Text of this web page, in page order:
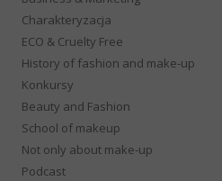
Charakteryzacja
ECO & Cruelty Free
History of fashion and make-up
Konkursy
Beauty and Fashion
School of makeup
Not only about make-up
Podcast